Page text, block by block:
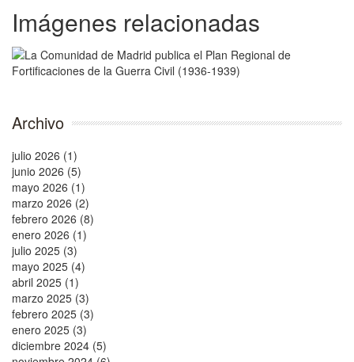
Imágenes relacionadas
Archivo
julio 2026 (1)
junio 2026 (5)
mayo 2026 (1)
marzo 2026 (2)
febrero 2026 (8)
enero 2026 (1)
julio 2025 (3)
mayo 2025 (4)
abril 2025 (1)
marzo 2025 (3)
febrero 2025 (3)
enero 2025 (3)
diciembre 2024 (5)